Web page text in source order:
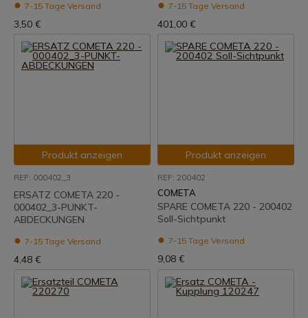
7-15 Tage Versand
3,50 €
7-15 Tage Versand
401,00 €
Produkt anzeigen
REF: 000402_3
ERSATZ COMETA 220 -
000402_3-PUNKT-
ABDECKUNGEN
7-15 Tage Versand
4,48 €
Produkt anzeigen
REF: 200402
COMETA
SPARE COMETA 220 - 200402
Soll-Sichtpunkt
7-15 Tage Versand
9,08 €